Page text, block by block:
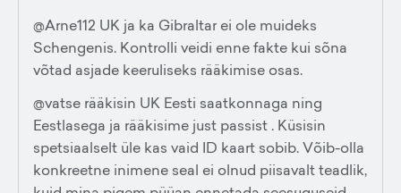
@Arne112 UK ja ka Gibraltar ei ole muideks
Schengenis. Kontrolli veidi enne fakte kui sõna
võtad asjade keeruliseks rääkimise osas.
@vatse rääkisin UK Eesti saatkonnaga ning
Eestlasega ja rääkisime just passist . Küsisin
spetsiaalselt üle kas vaid ID kaart sobib. Võib-olla
konkreetne inimene seal ei olnud piisavalt teadlik,